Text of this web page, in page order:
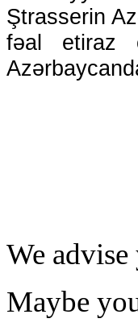
Ştrasserin
fəal etiraz
We
Maybe